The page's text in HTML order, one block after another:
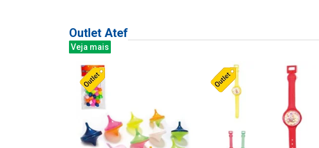
Outlet Atef
Veja mais